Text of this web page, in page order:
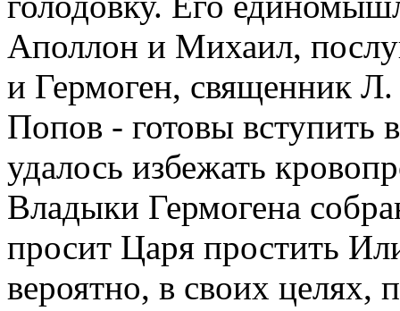
Аполлон и Михаил,
и Гермоген, священник
Попов - готовы
удалось избежать
Владыки Гермогена
просит Царя простить
вероятно, в своих целях,